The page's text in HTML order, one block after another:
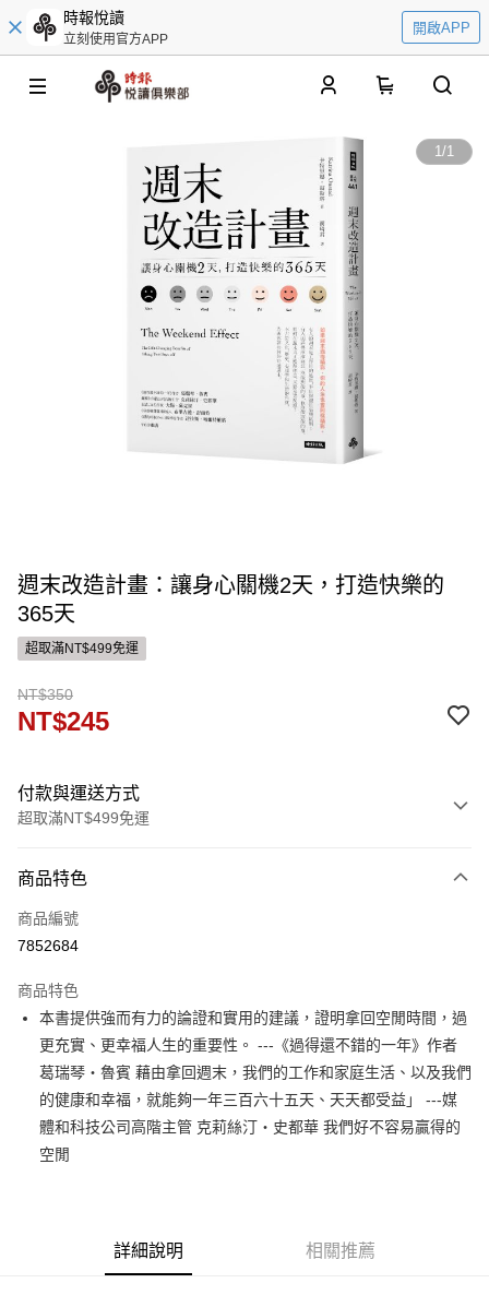
時報悅讀
立刻使用官方APP
開啟APP
1/1
週末改造計畫：讓身心關機2天，打造快樂的
365天
超取滿NT$499免運
NT$350
NT$245
付款與運送方式
超取滿NT$499免運
信用卡一次付款
ATM付款
運送方式
付款後全家取貨
每筆NT$60，滿NT$499(含以上)免運費
付款後7-11取貨
每筆NT$60，滿NT$499(含以上)免運費
宅配
商品特色
商品編號
7852684
商品特色
本書提供強而有力的論證和實用的建議，證明拿回空閒時間，過
更充實、更幸福人生的重要性。 ---《過得還不錯的一年》作者
葛瑞琴‧魯賓 藉由拿回週末，我們的工作和家庭生活、以及我們
的健康和幸福，就能夠一年三百六十五天、天天都受益」 ---媒
體和科技公司高階主管 克莉絲汀‧史都華 我們好不容易贏得的
空閒
詳細說明 相關推薦